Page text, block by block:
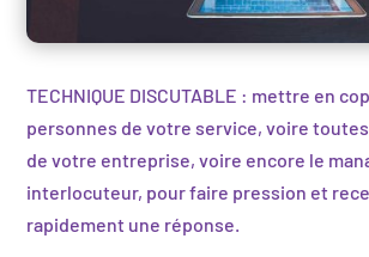
TECHNIQUE DISCUTABLE : mettre en
personnes de votre service, voire
de votre entreprise, voire encore le
interlocuteur, pour faire pression et
rapidement une réponse.